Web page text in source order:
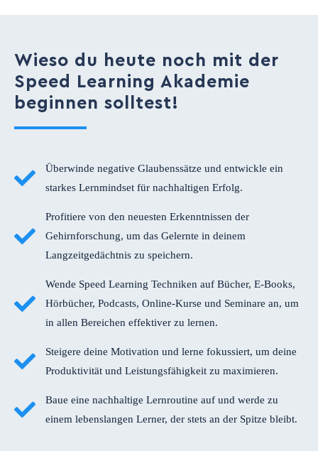
Wieso du heute noch mit der
Speed Learning Akademie
beginnen solltest!
Überwinde negative Glaubenssätze und entwickle ein
starkes Lernmindset für nachhaltigen Erfolg.
Profitiere von den neuesten Erkenntnissen der
Gehirnforschung, um das Gelernte in deinem
Langzeitgedächtnis zu speichern.
Wende Speed Learning Techniken auf Bücher, E-Books,
Hörbücher, Podcasts, Online-Kurse und Seminare an, um
in allen Bereichen effektiver zu lernen.
Steigere deine Motivation und lerne fokussiert, um deine
Produktivität und Leistungsfähigkeit zu maximieren.
Baue eine nachhaltige Lernroutine auf und werde zu
einem lebenslangen Lerner, der stets an der Spitze bleibt.